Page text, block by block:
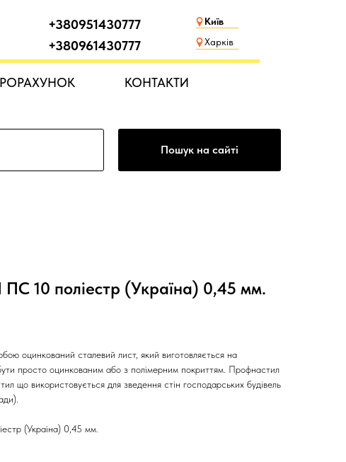
+380961430777
+380951430777
Київ
Харків
КОНТАКТИ
Пошук на сайті
10 поліестр (Україна) 0,45 мм.
оцинкований сталевий лист, який виготовляється на
просто оцинкованим або з полімерним покриттям. Профнастил
що використовується для зведення стін господарських будівель
(Україна) 0,45 мм.